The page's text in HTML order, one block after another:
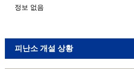
정보 없음
피난소 개설 상황